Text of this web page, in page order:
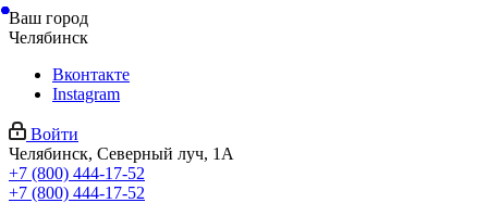
Ваш город
Челябинск
Вконтакте
Instagram
Войти
Челябинск, Северный луч, 1А
+7 (800) 444-17-52
+7 (800) 444-17-52